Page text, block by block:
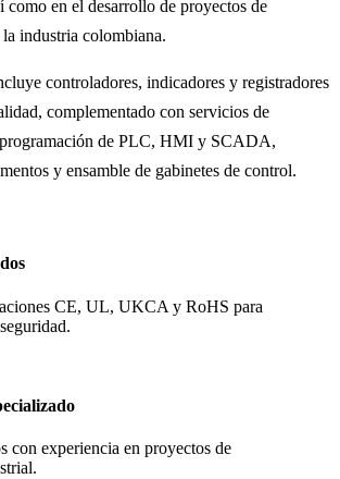
como en el desarrollo de proyectos de
industria colombiana.
controladores, indicadores y registradores
complementado con servicios de
de PLC, HMI y SCADA,
y ensamble de gabinetes de control.
CE, UL, UKCA y RoHS para
con experiencia en proyectos de